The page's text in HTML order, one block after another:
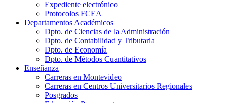
Expediente electrónico
Protocolos FCEA
Departamentos Académicos
Dpto. de Ciencias de la Administración
Dpto. de Contabilidad y Tributaria
Dpto. de Economía
Dpto. de Métodos Cuantitativos
Enseñanza
Carreras en Montevideo
Carreras en Centros Universitarios Regionales
Posgrados